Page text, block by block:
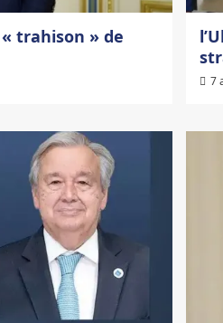
trahison » de
7